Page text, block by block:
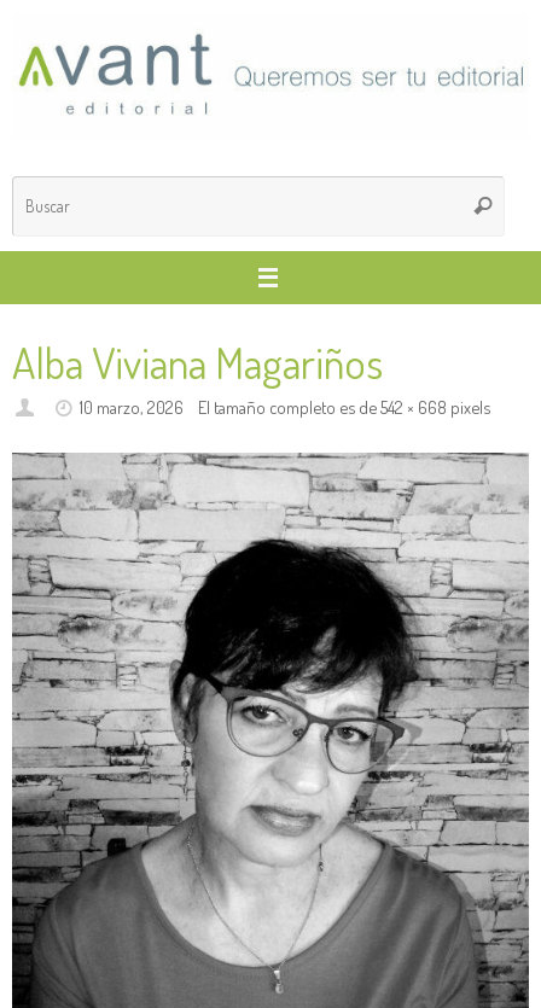
contenido
Buscar
Alba Viviana Magariños
10 marzo, 2026 El tamaño completo es de542 × 668 pixels